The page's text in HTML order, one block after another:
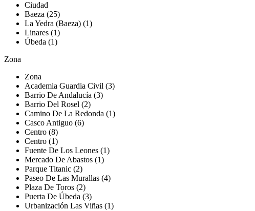
Ciudad
Baeza (25)
La Yedra (Baeza) (1)
Linares (1)
Úbeda (1)
Zona
Zona
Academia Guardia Civil (3)
Barrio De Andalucía (3)
Barrio Del Rosel (2)
Camino De La Redonda (1)
Casco Antiguo (6)
Centro (8)
Centro (1)
Fuente De Los Leones (1)
Mercado De Abastos (1)
Parque Titanic (2)
Paseo De Las Murallas (4)
Plaza De Toros (2)
Puerta De Úbeda (3)
Urbanización Las Viñas (1)